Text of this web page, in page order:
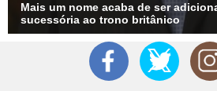
Mais um nome acaba de ser
sucessória ao trono britânico